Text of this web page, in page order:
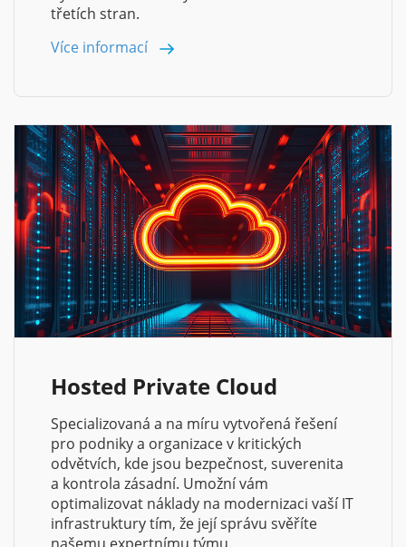
třetích stran.
Více informací
Hosted Private Cloud
Specializovaná a na míru vytvořená řešení
pro podniky a organizace v kritických
odvětvích, kde jsou bezpečnost, suverenita
a kontrola zásadní. Umožní vám
optimalizovat náklady na modernizaci vaší IT
infrastruktury tím, že její správu svěříte